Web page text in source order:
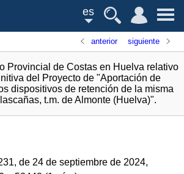
es
anterior siguiente
Provincial de Costas en Huelva relativo
del Proyecto de "Aportación de
dispositivos de retención de la misma
t.m. de Almonte (Huelva)".
de 24 de septiembre de 2024,